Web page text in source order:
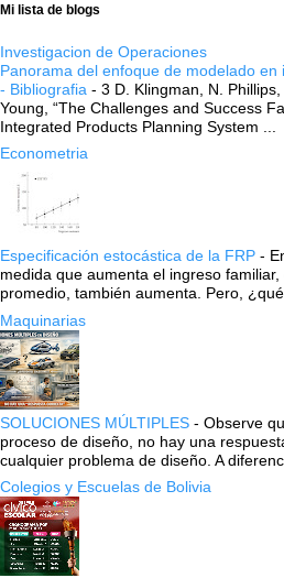
Mi lista de blogs
Investigacion de Operaciones
Panorama del enfoque de modelado
- Bibliografia - 3 D. Klingman, N.
Young, “The Challenges and Success
Integrated Products Planning System ...
Econometria
Especificación estocástica de la FRP -
medida que aumenta el ingreso
promedio, también aumenta. Pero,
Maquinarias
SOLUCIONES MÚLTIPLES - Observe
proceso de diseño, no hay una
cualquier problema de diseño. A
Colegios y Escuelas de Bolivia